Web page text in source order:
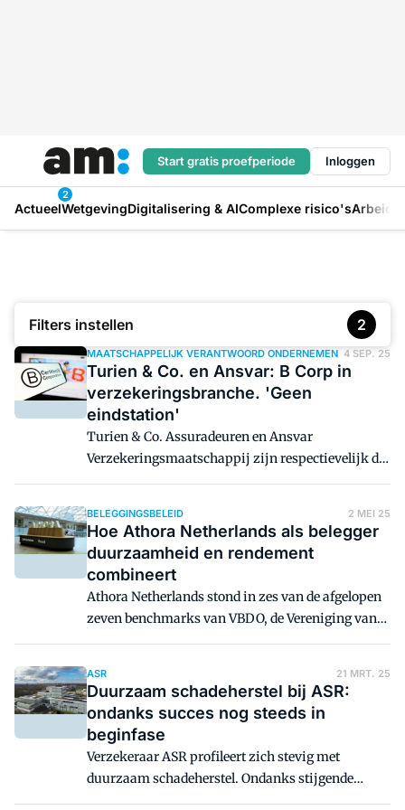
Start gratis proefperiode Inloggen
Actueel
2
WetgevingDigitalisering & AIComplexe risico's
Filters instellen 2
MAATSCHAPPELIJK VERANTWOORD ONDERNEMEN 4 SEP. 25
Turien & Co. en Ansvar: B Corp in
verzekeringsbranche. 'Geen
eindstation'
Turien & Co. Assuradeuren en Ansvar
Verzekeringsmaatschappij zijn respectievelijk de
eerste specifiek Nederlandse assuradeur en
mogen dragen. Maar daar ging een intensief
traject aan vooraf. Twee kartrekkers vertellen er
meer over, delen geleerde lessen en weten: 'Over
drie jaar mogen we wéér!"
BELEGGINGSBELEID 2 MEI 25
Hoe Athora Netherlands als belegger
duurzaamheid en rendement
combineert
Athora Netherlands stond in zes van de afgelopen
zeven benchmarks van VBDO, de Vereniging van
Beleggers voor Duurzame Ontwikkeling, op de
duurzaamheid Maarten Stigter legt het graag uit:
"Bedrijven waar wij in investeren, moeten op z'n
minst een geloofwaardig plan hebben om de
transitie naar een duurzamere bedrijfsvoering te
maken."
ASR 21 MRT. 25
Duurzaam schadeherstel bij ASR:
ondanks succes nog steeds in
beginfase
Verzekeraar ASR profileert zich stevig met
duurzaam schadeherstel. Ondanks stijgende
cijfers in de particuliere markt moet het bedrijf